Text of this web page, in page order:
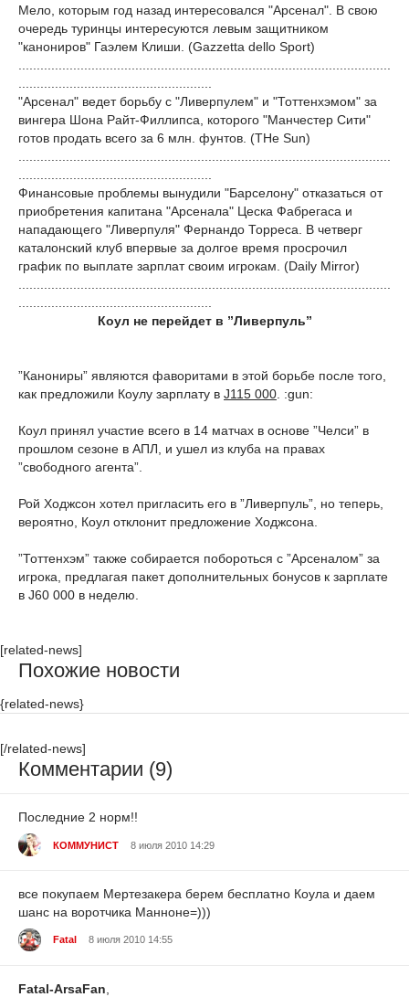
Мело, которым год назад интересовался "Арсенал". В свою
очередь туринцы интересуются левым защитником
"канониров" Гаэлем Клиши. (Gazzetta dello Sport)
"Арсенал" ведет борьбу с "Ливерпулем" и "Тоттенхэмом" за
вингера Шона Райт-Филлипса, которого "Манчестер Сити"
готов продать всего за 6 млн. фунтов. (THe Sun)
Финансовые проблемы вынудили "Барселону" отказаться от
приобретения капитана "Арсенала" Цеска Фабрегаса и
нападающего "Ливерпуля" Фернандо Торреса. В четверг
каталонский клуб впервые за долгое время просрочил
график по выплате зарплат своим игрокам. (Daily Mirror)
Коул не перейдет в ”Ливерпуль”
”Канониры” являются фаворитами в этой борьбе после того,
как предложили Коулу зарплату в Ј115 000 . :gun:
Коул принял участие всего в 14 матчах в основе ”Челси” в
прошлом сезоне в АПЛ, и ушел из клуба на правах
”свободного агента”.
Рой Ходжсон хотел пригласить его в ”Ливерпуль”, но теперь,
вероятно, Коул отклонит предложение Ходжсона.
”Тоттенхэм” также собирается побороться с ”Арсеналом” за
игрока, предлагая пакет дополнительных бонусов к зарплате
в Ј60 000 в неделю.
[related-news]
Похожие новости
{related-news}
[/related-news]
Комментарии (9)
Последние 2 норм!!
КОММУНИСТ 8 июля 2010 14:29
все покупаем Мертезакера берем бесплатно Коула и даем
шанс на воротчика Манноне=)))
Fatal 8 июля 2010 14:55
Fatal-ArsaFan